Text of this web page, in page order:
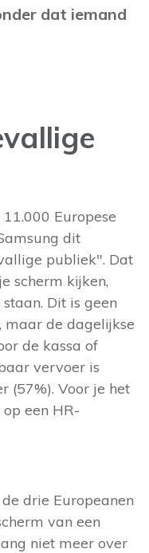
dat iemand
Europese
dit
publiek". Dat
scherm kijken,
Dit is geen
maar de dagelijkse
de kassa of
vervoer is
(57%). Voor je het
een HR-
drie Europeanen
van een
niet meer over